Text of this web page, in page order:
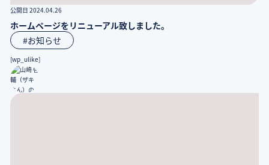
公開日 2024.04.26
ホームページをリニューアル致しました。
#お知らせ
[wp_ulike]